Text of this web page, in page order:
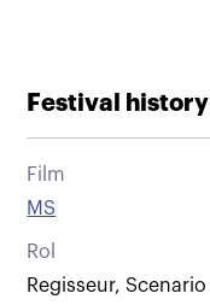
Festival history
Film
MS
Rol
Regisseur, Scenario